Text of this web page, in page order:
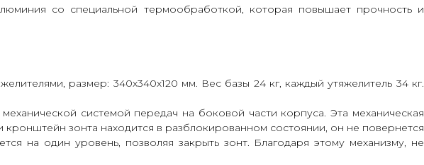
со специальной термообработкой, которая повышает прочность и
размер: 340х340х120 мм. Вес базы 24 кг, каждый утяжелитель 34 кг.
системой передач на боковой части корпуса. Эта механическая
зонта находится в разблокированном состоянии, он не повернется
на один уровень, позволяя закрыть зонт. Благодаря этому механизму, не